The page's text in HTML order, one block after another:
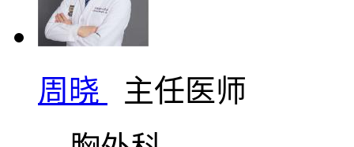
周晓
主任医师